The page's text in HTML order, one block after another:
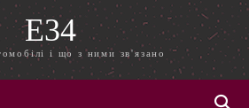
E34
і що з ними зв'язано